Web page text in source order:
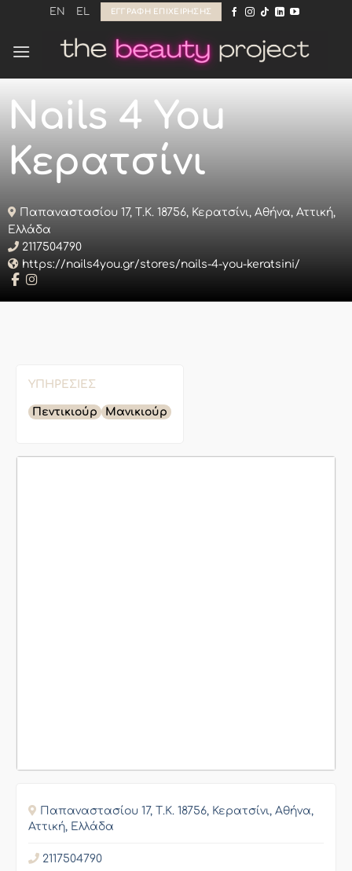
Μετάβαση
περιεχόμενο
EN EL ΕΓΓΡΑΦΉ ΕΠΙΧΕΊΡΗΣΗΣ
Nails 4 You
Κερατσίνι
Παπαναστασίου 17, Τ.Κ. 18756, Κερατσίνι, Αθήνα, Αττική,
Ελλάδα
2117504790
https://nails4you.gr/stores/nails-4-you-keratsini/
ΥΠΗΡΕΣΊΕΣ
Πεντικιούρ Μανικιούρ
Παπαναστασίου 17, Τ.Κ. 18756, Κερατσίνι, Αθήνα,
Αττική, Ελλάδα
2117504790